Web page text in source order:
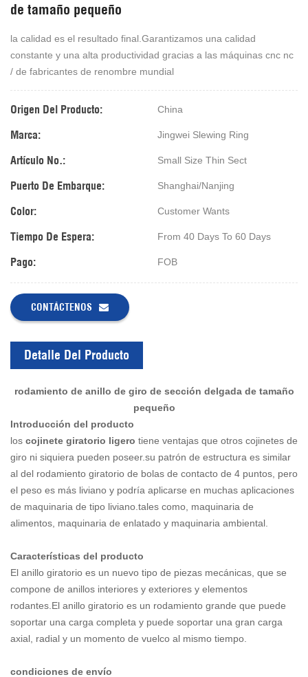
de tamaño pequeño
la calidad es el resultado final.Garantizamos una calidad
constante y una alta productividad gracias a las máquinas cnc nc
/ de fabricantes de renombre mundial
Origen Del Producto: China
Marca: Jingwei Slewing Ring
Artículo No.: Small Size Thin Sect
Puerto De Embarque: Shanghai/Nanjing
Color: Customer Wants
Tiempo De Espera: From 40 Days To 60 Days
Pago: FOB
CONTÁCTENOS
Detalle Del Producto
rodamiento de anillo de giro de sección delgada de tamaño
pequeño
Introducción del producto
los cojinete giratorio ligero tiene ventajas que otros cojinetes de
giro ni siquiera pueden poseer.su patrón de estructura es similar
al del rodamiento giratorio de bolas de contacto de 4 puntos, pero
el peso es más liviano y podría aplicarse en muchas aplicaciones
de maquinaria de tipo liviano.tales como, maquinaria de
alimentos, maquinaria de enlatado y maquinaria ambiental.
Características del producto
El anillo giratorio es un nuevo tipo de piezas mecánicas, que se
compone de anillos interiores y exteriores y elementos
rodantes.El anillo giratorio es un rodamiento grande que puede
soportar una carga completa y puede soportar una gran carga
axial, radial y un momento de vuelco al mismo tiempo.
condiciones de envío